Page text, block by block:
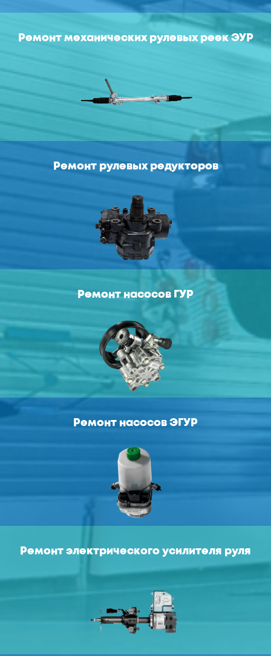
Ремонт механических рулевых реек ЭУР
Ремонт рулевых редукторов
Ремонт насосов ГУР
Ремонт насосов ЭГУР
Ремонт электрического усилителя руля